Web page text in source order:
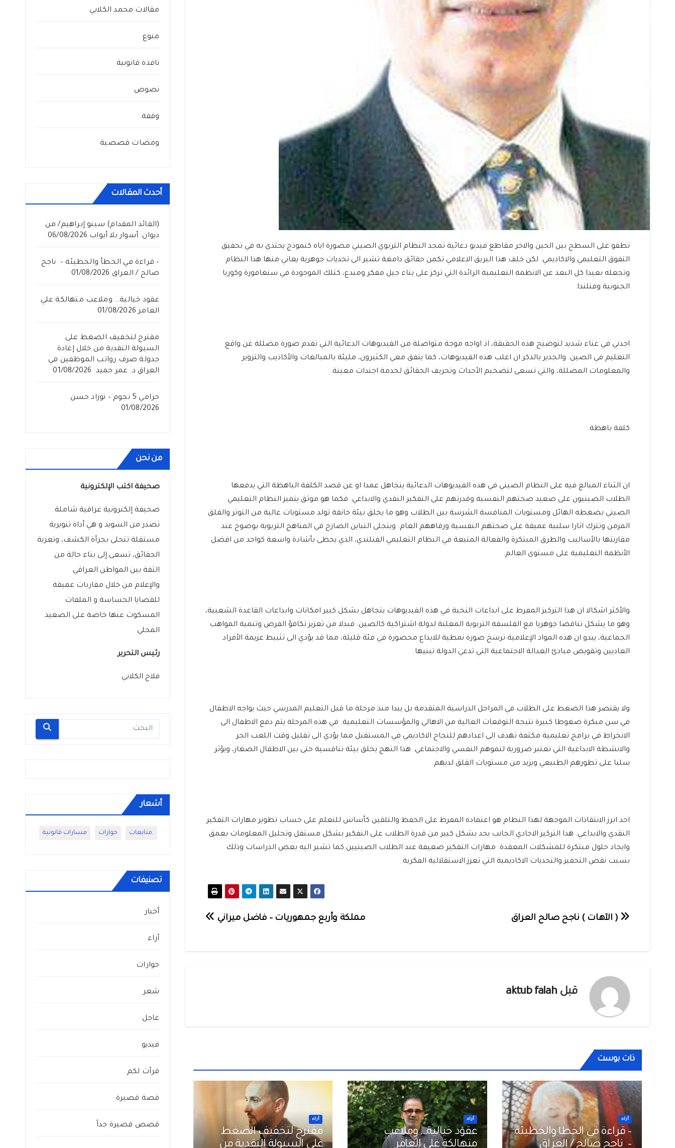
تطفو على السطح بين الحين والاخر مقاطع فيديو دعائية تمجد النظام التربوي الصيني مصورة اياه كنموذج يحتذى به في تحقيق
التفوق التعليمي والاكاديمي. لكن خلف هذا البريق الاعلامي تكمن حقائق دامغة تشير الى تحديات جوهرية يعاني منها هذا النظام
وتجعله بعيدا كل البعد عن الانظمة التعليمية الرائدة التي تركز على بناء جيل مفكر ومبدع، كتلك الموجودة في سنغافورة وكوريا
الجنوبية وفنلندا.
اجدني في عناء شديد لتوضيح هذه الحقيقة، اذ اواجه موجة متواصلة من الفيديوهات الدعائية التي تقدم صورة مضللة عن واقع
التعليم في الصين. والجدير بالذكر ان اغلب هذه الفيديوهات، كما يتفق معي الكثيرون، مليئة بالمبالغات والأكاذيب والتزوير
والمعلومات المضللة، والتي تسعى لتضخيم الأحداث وتحريف الحقائق لخدمة اجندات معينة.
كلفة باهظة
ان الثناء المبالغ فيه على النظام الصيني في هذه الفيديوهات الدعائية يتجاهل عمدا او عن قصد الكلفة الباهظة التي يدفعها
الطلاب الصينيون على صعيد صحتهم النفسية وقدرتهم على التفكير النقدي والابداعي. فكما هو موثق يتميز النظام التعليمي
الصيني بضغطه الهائل ومستويات المنافسة الشرسة بين الطلاب وهو ما يخلق بيئة خانقة تولد مستويات عالية من التوتر والقلق
المزمن وتترك اثارا سلبية عميقة على صحتهم النفسية ورفاههم العام. ويتجلى التباين الصارخ في المناهج التربوية بوضوح عند
مقارنتها بالأساليب والطرق المبتكرة والفعالة المتبعة في النظام التعليمي الفنلندي، الذي يحظى بأشادة واسعة كواحد من افضل
الأنظمة التعليمية على مستوى العالم.
والأكثر اشكالا ان هذا التركيز المفرط على ابداعات النخبة في هذه الفيديوهات يتجاهل بشكل كبير امكانات وابداعات القاعدة الشعبية،
وهو ما يشكل تناقضا جوهريا مع الفلسفة التربوية المعلنة لدولة اشتراكية كالصين. فبدلا من تعزيز تكافؤ الفرص وتنمية المواهب
الجماعية، يبدو ان هذه المواد الإعلامية ترسخ صورة نمطية للابداع محصورة في فئة قليلة، مما قد يؤدي الى تثبيط عزيمة الأفراد
العاديين وتقويض مبادئ العدالة الاجتماعية التي تدعي الدولة تبنيها.
ولا يقتصر هذا الضغط على الطلاب في المراحل الدراسية المتقدمة بل يبدا منذ مرحلة ما قبل التعليم المدرسي حيث يواجه الاطفال
في سن مبكرة ضغوطا كبيرة نتيجة التوقعات العالية من الاهالي والمؤسسات التعليمية. في هذه المرحلة يتم دفع الاطفال الى
الانخراط في برامج تعليمية مكثفة تهدف الى اعدادهم للنجاح الاكاديمي في المستقبل مما يؤدي الى تقليل وقت اللعب الحر
والانشطة الابداعية التي تعتبر ضرورية لنموهم النفسي والاجتماعي. هذا النهج يخلق بيئة تنافسية حتى بين الاطفال الصغار، ويؤثر
سلبا على تطورهم الطبيعي ويزيد من مستويات القلق لديهم.
احد ابرز الانتقادات الموجهة لهذا النظام هو اعتماده المفرط على الحفظ والتلقين كأساس للتعلم على حساب تطوير مهارات التفكير
النقدي والابداعي. هذا التركيز الاحادي الجانب يحد بشكل كبير من قدرة الطلاب على التفكير بشكل مستقل وتحليل المعلومات بعمق
وايجاد حلول مبتكرة للمشكلات المعقدة. مهارات التفكير ضعيفة عند الطلاب الصينيين كما تشير اليه بعض الدراسات وذلك
بسبب نقص التحفيز والتحديات الاكاديمية التي تعزز الاستقلالية الفكرية.
تصفّح
مملكة وأربع جمهوريات – فاضل ميراني ( الآهات ) ناجح صالح العراق
قبلaktub falah
ذات بوست
أراء
– قراءة في الخطأ والخطيئة
– ناجح صالح / العراق
أراء
عقود خيالية… وملاعب
متهالكة علي العامر
أراء
مقترح لتخفيف الضغط
على السيولة النقدية من
مقالات محمد الكلابي
منوع
نافذة قانونية
نصوص
وقفة
ومضات قصصية
أحدث المقالات
(القائد المقدام) سينو إبراهيم/ من
ديوان: أسوار بلا أبواب 06/08/2026
– قراءة في الخطأ والخطيئة – ناجح
صالح / العراق 01/08/2026
عقود خيالية… وملاعب متهالكة علي
العامر 01/08/2026
مقترح لتخفيف الضغط على
السيولة النقدية من خلال إعادة
جدولة صرف رواتب الموظفين في
العراق د. عمر حميد
01/08/2026
حرامي 5 نجوم – نوزاد حسن
01/08/2026
من نحن
صحيفة اكتب الإلكترونية
صحيفة إلكترونية عراقية شاملة
تصدر من السويد و هي أداة تنويرية
مستقلة تتحلى بجرأة الكشف، وتعرية
الحقائق، تسعى إلى بناء حالة من
الثقة بين المواطن العراقي
والإعلام من خلال مقاربات عميقة
للقضايا الحساسة و الملفات
المسكوت عنها خاصة على الصعيد
المحلي
رئيس التحرير
فلاح الكلابي
أشعار
.متابعات حوارات مسارات قانونية
تصنيفات
أخبار
أراء
حوارات
شعر
عاجل
فيديو
قرأت لكم
قصة قصيرة
قصص قصيرة جداً